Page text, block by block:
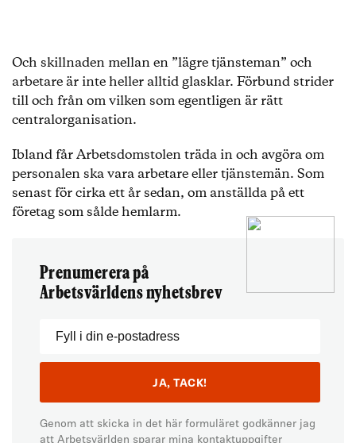
Och skillnaden mellan en ”lägre tjänsteman” och
arbetare är inte heller alltid glasklar. Förbund strider
till och från om vilken som egentligen är rätt
centralorganisation.
Ibland får Arbetsdomstolen träda in och avgöra om
personalen ska vara arbetare eller tjänstemän. Som
senast för cirka ett år sedan, om anställda på ett
företag som sålde hemlarm.
Prenumerera på
Arbetsvärldens nyhetsbrev
Genom att skicka in det här formuläret godkänner jag
att Arbetsvärlden sparar mina kontaktuppgifter